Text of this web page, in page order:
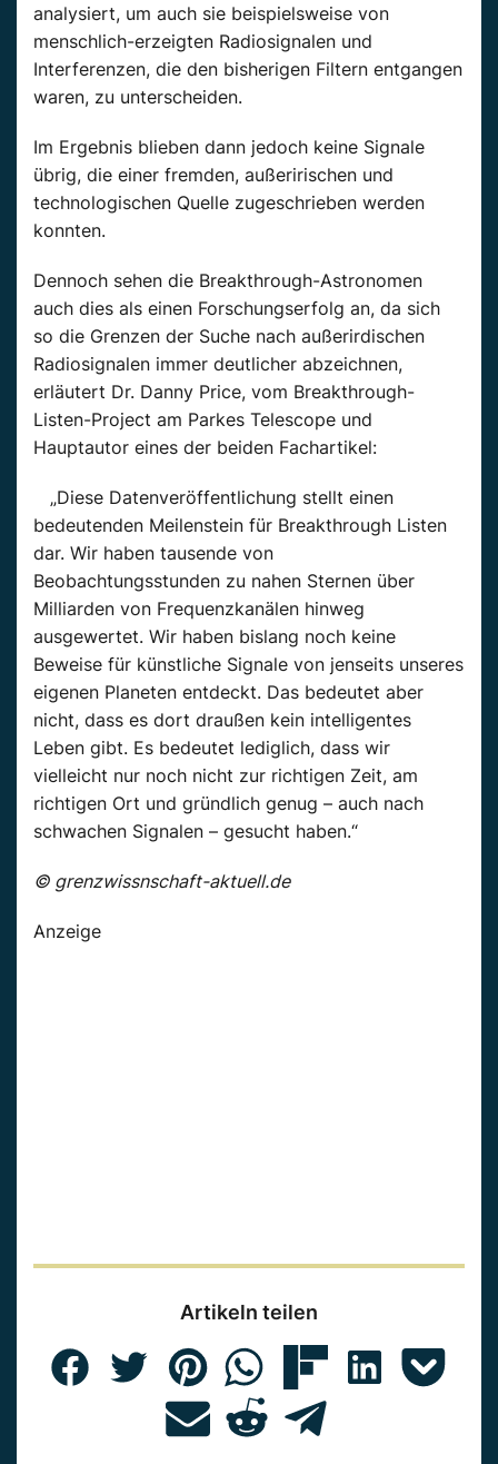
analysiert, um auch sie beispielsweise von
menschlich-erzeigten Radiosignalen und
Interferenzen, die den bisherigen Filtern entgangen
waren, zu unterscheiden.
Im Ergebnis blieben dann jedoch keine Signale
übrig, die einer fremden, außeririschen und
technologischen Quelle zugeschrieben werden
konnten.
Dennoch sehen die Breakthrough-Astronomen
auch dies als einen Forschungserfolg an, da sich
so die Grenzen der Suche nach außerirdischen
Radiosignalen immer deutlicher abzeichnen,
erläutert Dr. Danny Price, vom Breakthrough-
Listen-Project am Parkes Telescope und
Hauptautor eines der beiden Fachartikel:
„Diese Datenveröffentlichung stellt einen
bedeutenden Meilenstein für Breakthrough Listen
dar. Wir haben tausende von
Beobachtungsstunden zu nahen Sternen über
Milliarden von Frequenzkanälen hinweg
ausgewertet. Wir haben bislang noch keine
Beweise für künstliche Signale von jenseits unseres
eigenen Planeten entdeckt. Das bedeutet aber
nicht, dass es dort draußen kein intelligentes
Leben gibt. Es bedeutet lediglich, dass wir
vielleicht nur noch nicht zur richtigen Zeit, am
richtigen Ort und gründlich genug – auch nach
schwachen Signalen – gesucht haben.“
© grenzwissnschaft-aktuell.de
Anzeige
Artikeln teilen